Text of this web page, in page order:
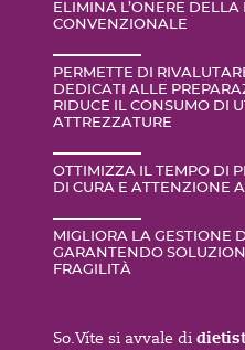
ELIMINA L’ONERE
CONVENZIONALE
PERMETTE DI
DEDICATI ALLE
RIDUCE IL CONSUMO DI UTENZE E L’USURA DELLE
ATTREZZATURE
OTTIMIZZA IL TEMPO DI
DI CURA E ATTENZIONE
MIGLIORA LA GESTIONE
GARANTENDO
FRAGILITÀ
So.Víte si avvale di